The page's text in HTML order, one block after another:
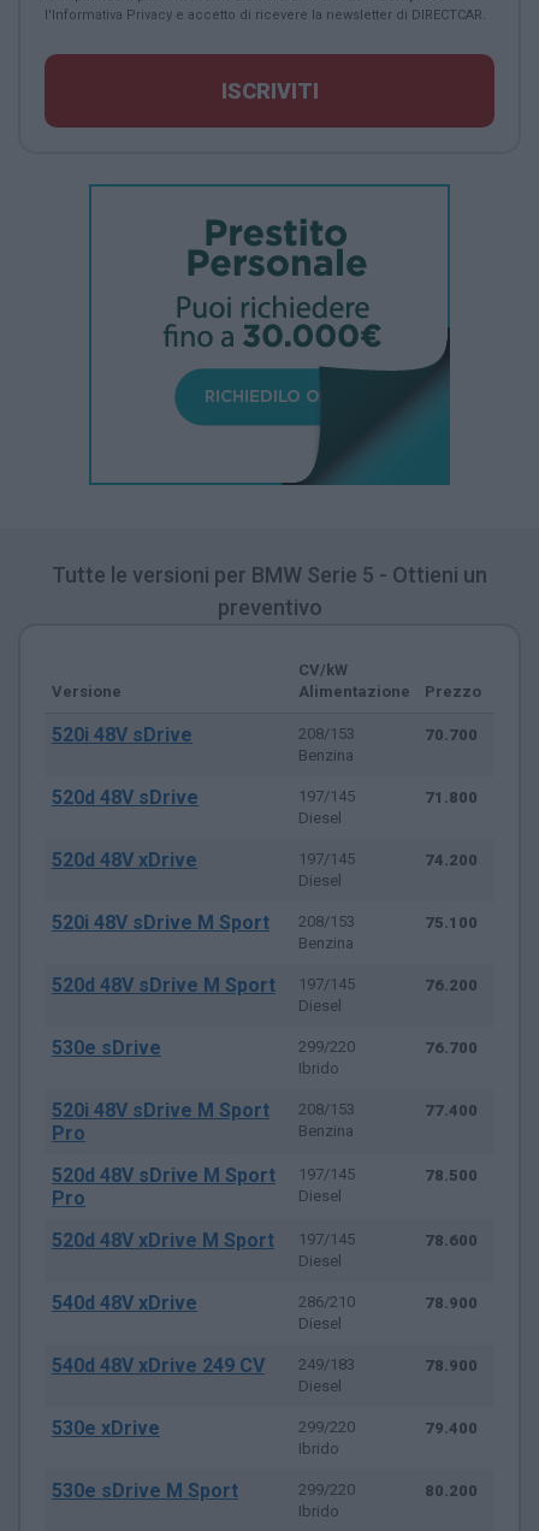
l' Informativa Privacy e accetto di ricevere la newsletter di DIRECTCAR.
ISCRIVITI
Tutte le versioni per BMW Serie 5 - Ottieni un
preventivo
Versione
CV/kW
Alimentazione
Prezzo
520i 48V sDrive
208/153
Benzina
70.700
520d 48V sDrive
197/145
Diesel
71.800
520d 48V xDrive
197/145
Diesel
74.200
520i 48V sDrive M Sport
208/153
Benzina
75.100
520d 48V sDrive M Sport
197/145
Diesel
76.200
530e sDrive
299/220
Ibrido
76.700
520i 48V sDrive M Sport
Pro
208/153
Benzina
77.400
520d 48V sDrive M Sport
Pro
197/145
Diesel
78.500
520d 48V xDrive M Sport
197/145
Diesel
78.600
540d 48V xDrive
286/210
Diesel
78.900
540d 48V xDrive 249 CV
249/183
Diesel
78.900
530e xDrive
299/220
Ibrido
79.400
530e sDrive M Sport
299/220
Ibrido
80.200